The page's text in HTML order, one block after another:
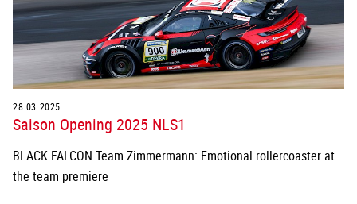
28.03.2025
Saison Opening 2025 NLS1
BLACK FALCON Team Zimmermann: Emotional rollercoaster at
the team premiere